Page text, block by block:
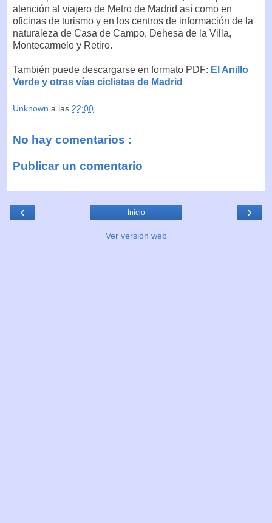
atención al viajero de Metro de Madrid así como en
oficinas de turismo y en los centros de información de la
naturaleza de Casa de Campo, Dehesa de la Villa,
Montecarmelo y Retiro.
También puede descargarse en formato PDF: El Anillo
Verde y otras vías ciclistas de Madrid
Unknown a las 22:00
No hay comentarios :
Publicar un comentario
‹ ›
Inicio
Ver versión web